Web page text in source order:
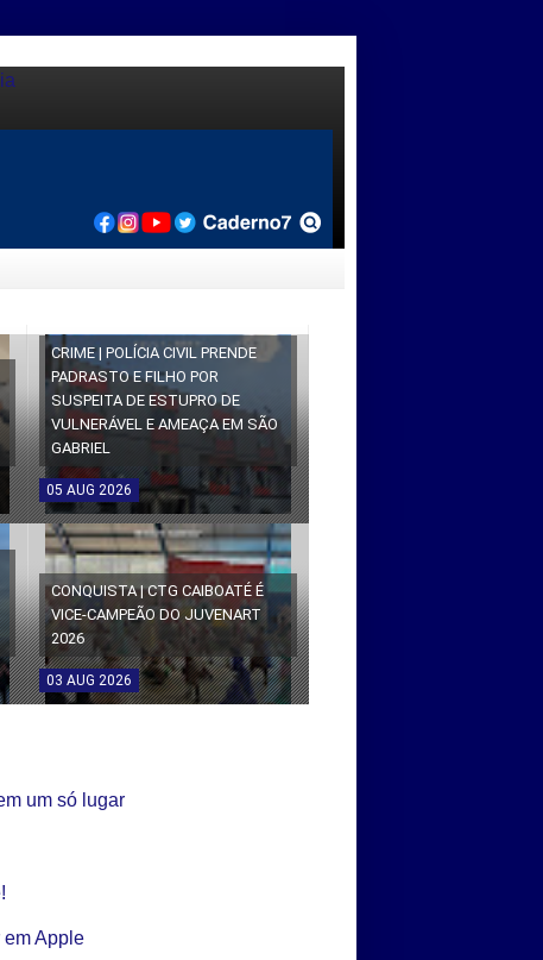
CRIME | POLÍCIA CIVIL PRENDE
PADRASTO E FILHO POR
SUSPEITA DE ESTUPRO DE
VULNERÁVEL E AMEAÇA EM SÃO
GABRIEL
05 AUG 2026
CONQUISTA | CTG CAIBOATÉ É
VICE-CAMPEÃO DO JUVENART
2026
03 AUG 2026